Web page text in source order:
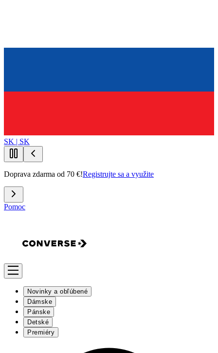
SK | SK
Doprava zdarma od 70 €!Registrujte sa a využite
Pomoc
Novinky a obľúbené
Dámske
Pánske
Detské
Premiéry